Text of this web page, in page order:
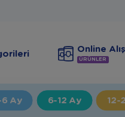
Online
ÜRÜNLER
Ay 6-12 Ay 12-